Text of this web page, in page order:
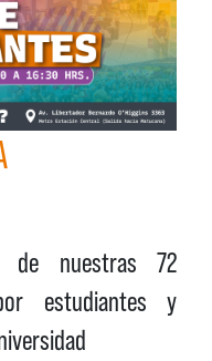
de nuestras 72
estudiantes y